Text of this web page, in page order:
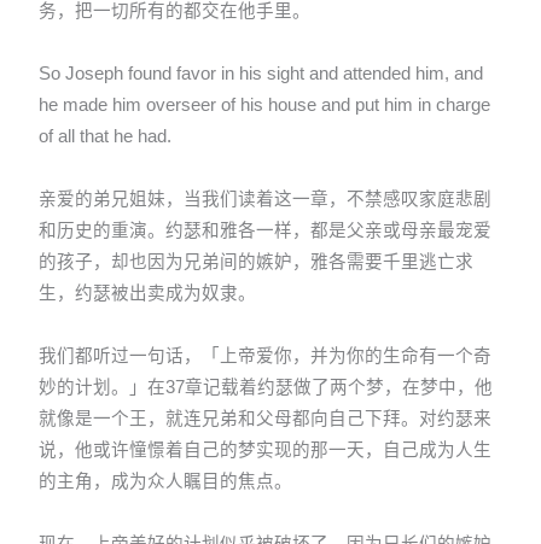
务，把一切所有的都交在他手里。
So Joseph found favor in his sight and attended him, and
he made him overseer of his house and put him in charge
of all that he had.
亲爱的弟兄姐妹，当我们读着这一章，不禁感叹家庭悲剧
和历史的重演。约瑟和雅各一样，都是父亲或母亲最宠爱
的孩子，却也因为兄弟间的嫉妒，雅各需要千里逃亡求
生，约瑟被出卖成为奴隶。
我们都听过一句话，「上帝爱你，并为你的生命有一个奇
妙的计划。」在37章记载着约瑟做了两个梦，在梦中，他
就像是一个王，就连兄弟和父母都向自己下拜。对约瑟来
说，他或许憧憬着自己的梦实现的那一天，自己成为人生
的主角，成为众人瞩目的焦点。